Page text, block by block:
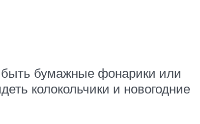
быть бумажные фонарики или
колокольчики и новогодние